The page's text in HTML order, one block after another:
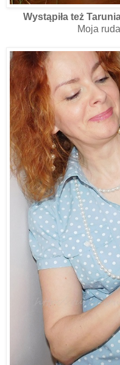
Wystąpiła też
Moja